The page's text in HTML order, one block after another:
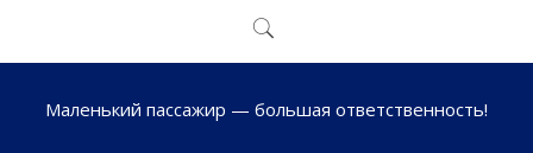
Маленький пассажир — большая ответственность!